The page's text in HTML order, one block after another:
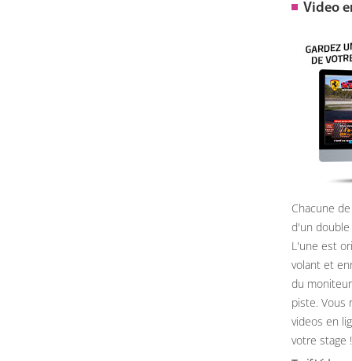
Video
Chacune
d'un
L'une est
volant et
du
piste. Vous
videos en
votre stage !